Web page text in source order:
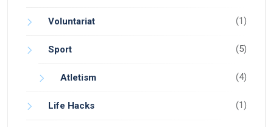
Voluntariat (1)
Sport (5)
Atletism (4)
Life Hacks (1)